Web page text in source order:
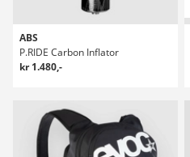
ABS
P.RIDE Carbon Inflator
kr 1.480,-